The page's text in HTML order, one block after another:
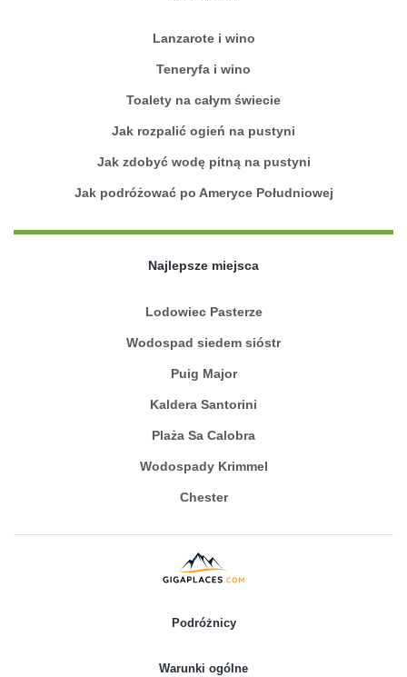
Lanzarote i wino
Teneryfa i wino
Toalety na całym świecie
Jak rozpalić ogień na pustyni
Jak zdobyć wodę pitną na pustyni
Jak podróżować po Ameryce Południowej
Najlepsze miejsca
Lodowiec Pasterze
Wodospad siedem sióstr
Puig Major
Kaldera Santorini
Plaża Sa Calobra
Wodospady Krimmel
Chester
Podróżnicy
Warunki ogólne